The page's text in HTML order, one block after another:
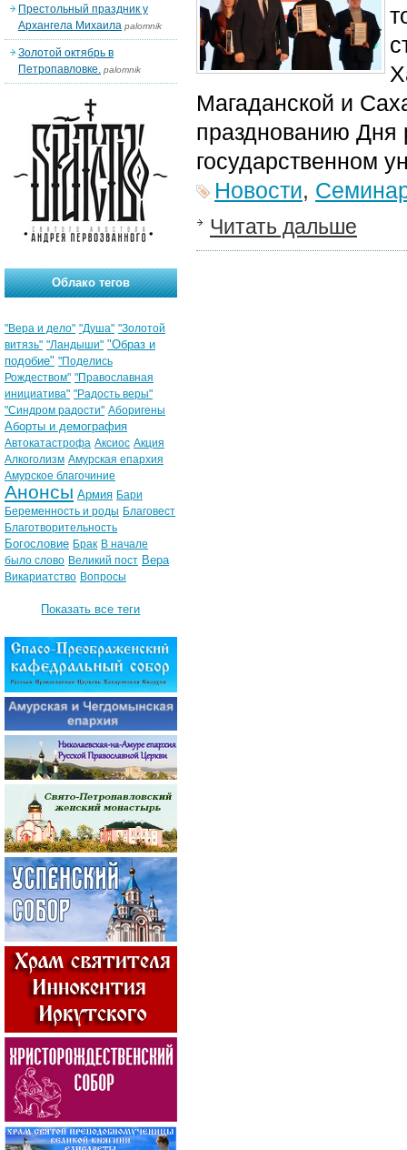
Магаданской и
празднованию Дня
государственном
Новости,
Читать дальше
Престольный праздник у
Архангела Михаила palomnik
Золотой октябрь в
Петропавловке. palomnik
Облако тегов
"Вера и дело" "Душа" "Золотой
витязь" "Ландыши" "Образ и
подобие" "Поделись
Рождеством" "Православная
инициатива" "Радость веры"
"Синдром радости" Аборигены
Аборты и демография
Автокатастрофа Аксиос Акция
Алкоголизм Амурская епархия
Амурское благочиние
Анонсы Армия Бари
Беременность и роды Благовест
Благотворительность
Богословие Брак В начале
было слово Великий пост Вера
Викариатство Вопросы
Показать все теги